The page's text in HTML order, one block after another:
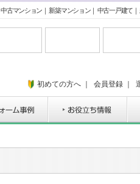
中古マンション ｜ 新築マンション｜ 中古一戸建て｜
初めての方へ 会員登録